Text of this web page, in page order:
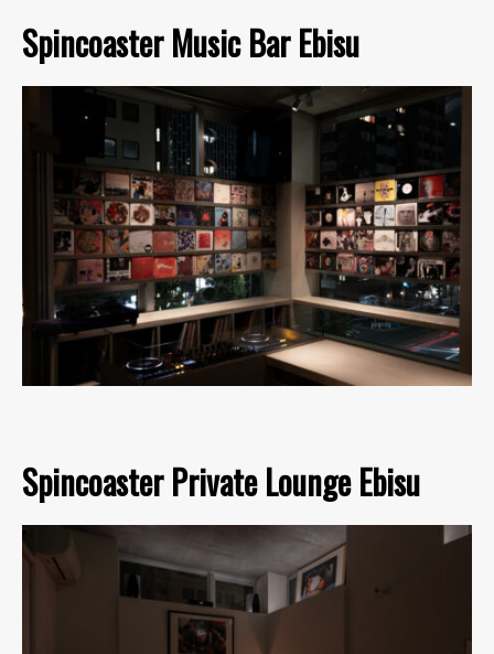
Spincoaster Music Bar Ebisu
Spincoaster Private Lounge Ebisu